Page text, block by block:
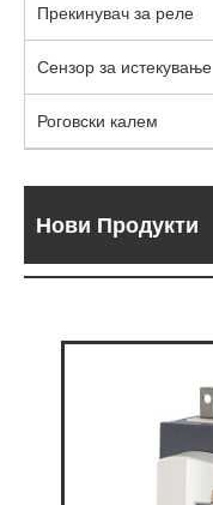
Прекинувач за реле
Сензор за истекување
Роговски калем
Нови Продукти